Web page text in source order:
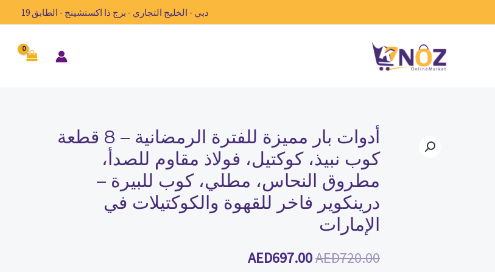
دبي - الخليج التجاري - برج ذا اكستشينج - الطابق 19
أدوات بار مميزة للفترة الرمضانية – 8 قطعة
كوب نبيذ، كوكتيل، فولاذ مقاوم للصدأ،
مطروق النحاس، مطلي، كوب للبيرة –
درينكوير فاخر للقهوة والكوكتيلات في
الإمارات
AED720.00
السعر
الأصلي
هو:
AED720.00.
AED697.00
السعر
الحالي
هو:
AED697.00.
كمية
أدوات
مميزة
للفترة
الرمضانية
8